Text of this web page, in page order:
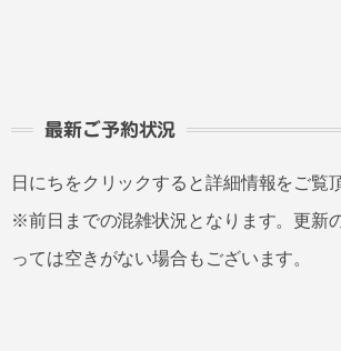
最新ご予約状況
日にちをクリックすると詳細情報をご覧
※前日までの混雑状況となります。更新
っては空きがない場合もございます。